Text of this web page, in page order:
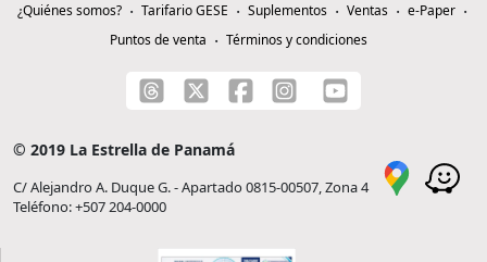
¿Quiénes somos? Tarifario GESE Suplementos Ventas
e-Paper
Puntos de venta
Términos y condiciones
© 2019 La Estrella de Panamá
C/ Alejandro A. Duque G. - Apartado 0815-00507, Zona 4
Teléfono: +507 204-0000